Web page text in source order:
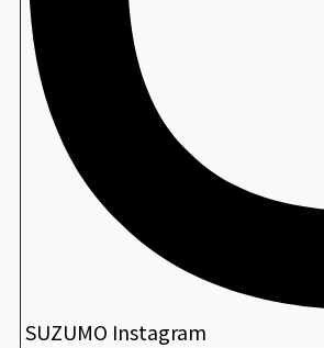
DX尺１長手盆
包装寿司
創華盆
SUZUMO Instagram